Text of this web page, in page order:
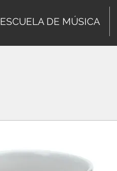
ESCUELA DE MÚSICA